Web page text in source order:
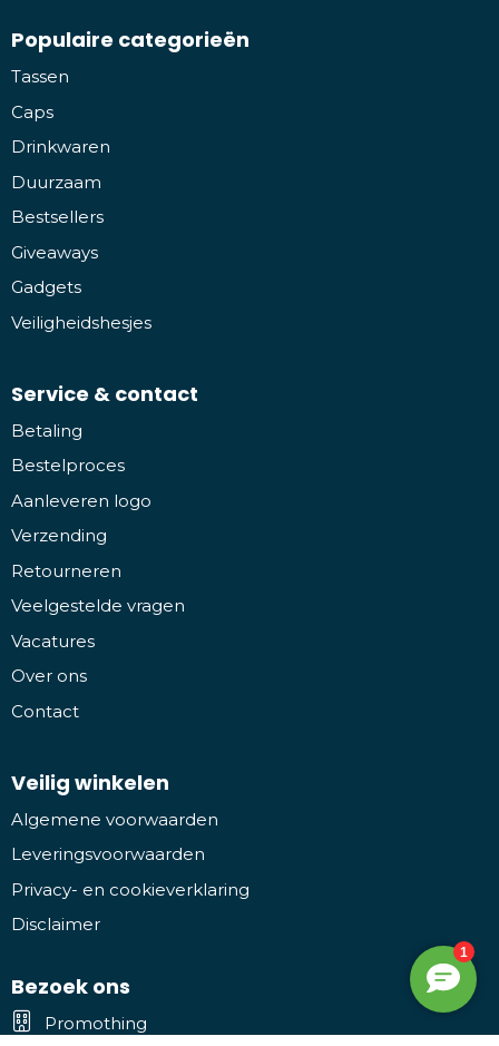
Populaire categorieën
Tassen
Caps
Drinkwaren
Duurzaam
Bestsellers
Giveaways
Gadgets
Veiligheidshesjes
Service & contact
Betaling
Bestelproces
Aanleveren logo
Verzending
Retourneren
Veelgestelde vragen
Vacatures
Over ons
Contact
Veilig winkelen
Algemene voorwaarden
Leveringsvoorwaarden
Privacy- en cookieverklaring
Disclaimer
Bezoek ons
Promothing